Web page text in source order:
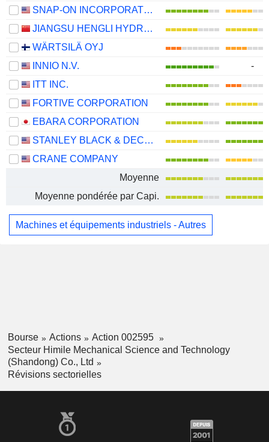
SNAP-ON INCORPORATED
JIANGSU HENGLI HYDRAULIC CO.,LTD
WÄRTSILÄ OYJ
INNIO N.V.
-
ITT INC.
FORTIVE CORPORATION
EBARA CORPORATION
STANLEY BLACK & DECKER, INC.
CRANE COMPANY
Moyenne
Moyenne pondérée par Capi.
Machines et équipements industriels - Autres
Bourse Actions
Action 002595
Secteur Himile Mechanical Science and Technology
(Shandong) Co., Ltd
Révisions sectorielles